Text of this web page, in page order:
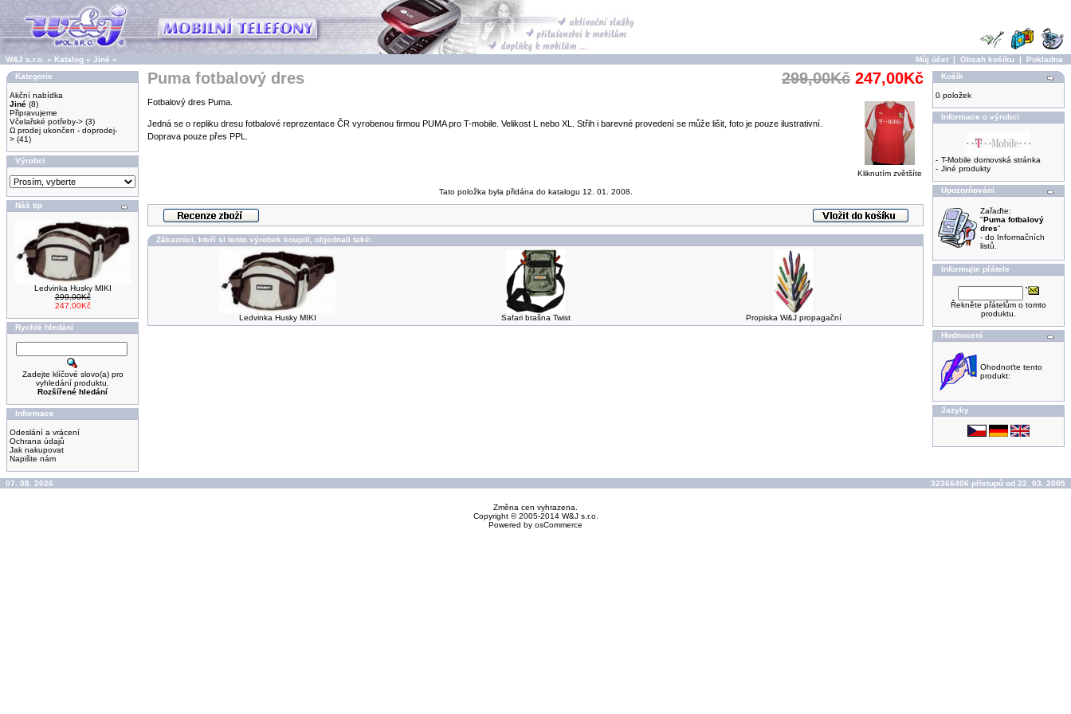
W&J s.r.o. » Katalog » Jiné » Můj účet | Obsah košíku | Pokladna
Kategorie
Akční nabídka
Jiné (8)
Připravujeme
Včelařské potřeby-> (3)
Ω prodej ukončen - doprodej-
> (41)
Výrobci
Náš tip
Ledvinka Husky MIKI
299,00Kč
247,00Kč
Rychlé hledání
Zadejte klíčové slovo(a) pro
vyhledání produktu.
Rozšířené hledání
Informace
Odeslání a vrácení
Ochrana údajů
Jak nakupovat
Napište nám
Puma fotbalový dres 299,00Kč 247,00Kč
Kliknutím zvětšíte
Fotbalový dres Puma.
Jedná se o repliku dresu fotbalové reprezentace ČR vyrobenou firmou PUMA pro T-mobile. Velikost L nebo XL. Střih i barevné provedení se může lišit, foto je pouze ilustrativní.
Doprava pouze přes PPL.
Tato položka byla přidána do katalogu 12. 01. 2008.
Zákazníci, kteří si tento výrobek koupili, objednali také:
Ledvinka Husky MIKI Safari brašna Twist Propiska W&J propagační
Košík
0 položek
Informace o výrobci
- T-Mobile domovská stránka
- Jiné produkty
Upozorňování
Zařaďte:
"Puma fotbalový
dres"
- do Informačních
listů.
Informujte přátele
Řekněte přátelům o tomto
produktu.
Hodnocení
Ohodnoťte tento
produkt:
Jazyky
07. 08. 2026 32366406 přístupů od 22. 03. 2005
Změna cen vyhrazena.
Copyright © 2005-2014 W&J s.r.o.
Powered by osCommerce